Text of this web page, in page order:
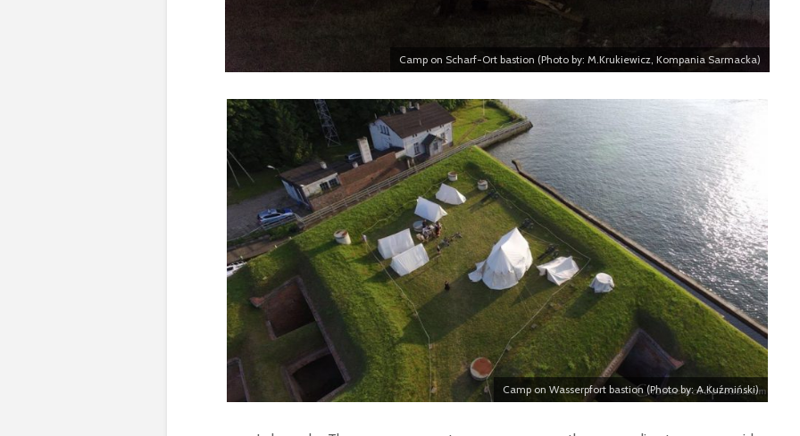
Camp on Scharf-Ort bastion (Photo by: M.Krukiewicz, Kompania Sarmacka)
Camp on Wasserpfort bastion (Photo by: A.Kuźmiński)